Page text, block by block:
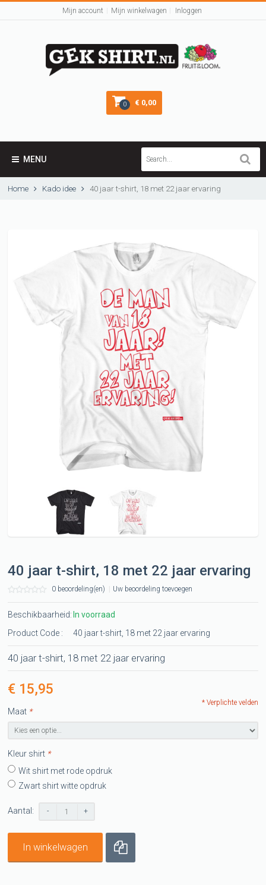
Mijn account Mijn winkelwagen Inloggen
0 € 0,00
MENU
Home Kado idee 40 jaar t-shirt, 18 met 22 jaar ervaring
40 jaar t-shirt, 18 met 22 jaar ervaring
0 beoordeling(en) Uw beoordeling toevoegen
Beschikbaarheid: In voorraad
Product Code :
40 jaar t-shirt, 18 met 22 jaar ervaring
40 jaar t-shirt, 18 met 22 jaar ervaring
€ 15,95
*
Maat
*
Kleur shirt
Wit shirt met rode opdruk
Zwart shirt witte opdruk
* Verplichte velden
Aantal: - +
In winkelwagen